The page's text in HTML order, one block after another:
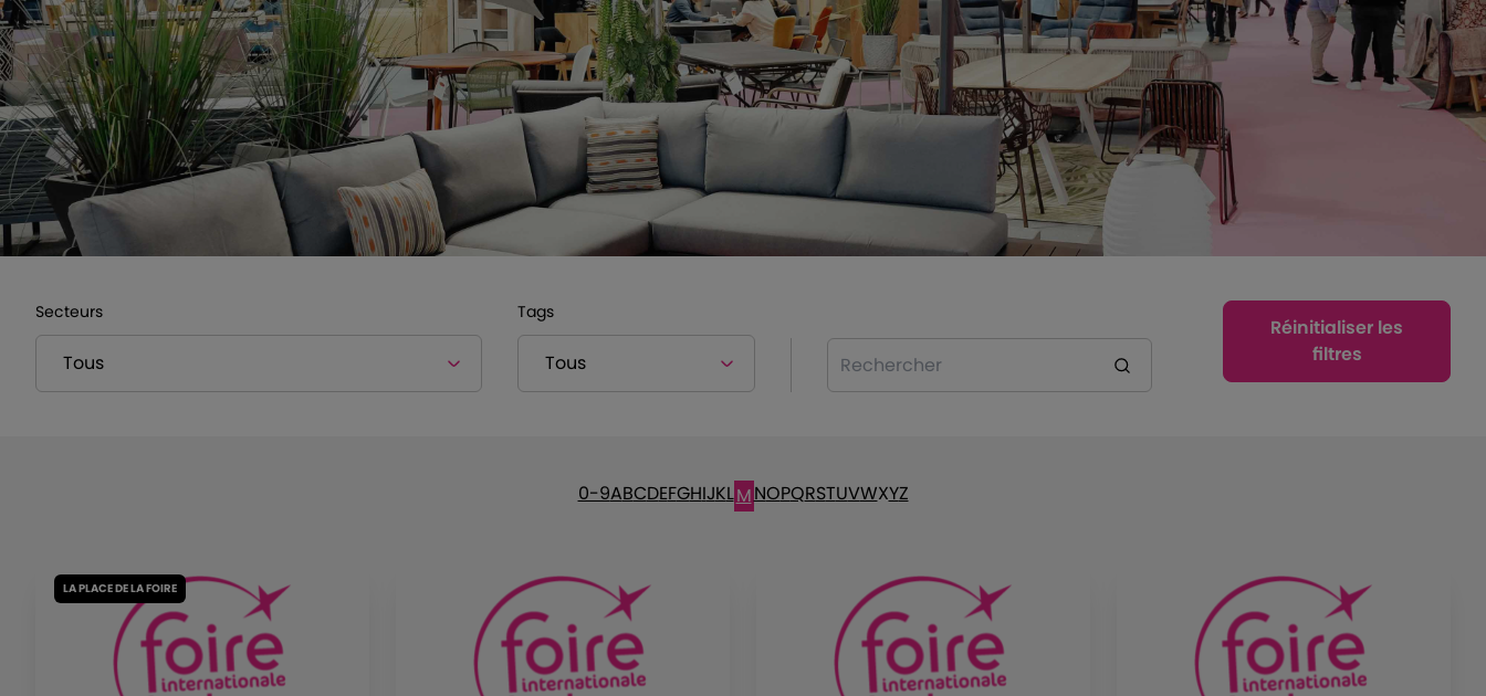
Secteurs Tags
Rechercher
Réinitialiser les
filtres
0-9ABCDEFGHIJKLMNOPQRSTUVWXYZ
LA PLACE DE LA FOIRE